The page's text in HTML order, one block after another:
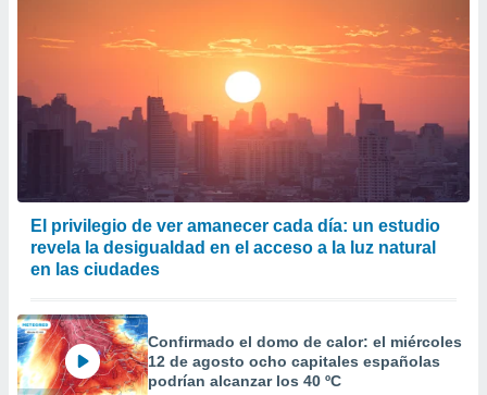
El privilegio de ver amanecer cada día: un estudio
revela la desigualdad en el acceso a la luz natural
en las ciudades
Confirmado el domo de calor: el miércoles
12 de agosto ocho capitales españolas
podrían alcanzar los 40 ºC